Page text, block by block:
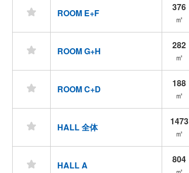
ROOM E+F
376
㎡
ROOM G+H
282
㎡
ROOM C+D
188
㎡
HALL 全体
1473
㎡
HALL A
804